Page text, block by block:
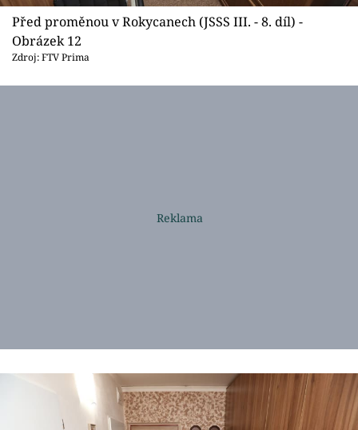
Před proměnou v Rokycanech (JSSS III. - 8. díl) -
Obrázek 12
Zdroj: FTV Prima